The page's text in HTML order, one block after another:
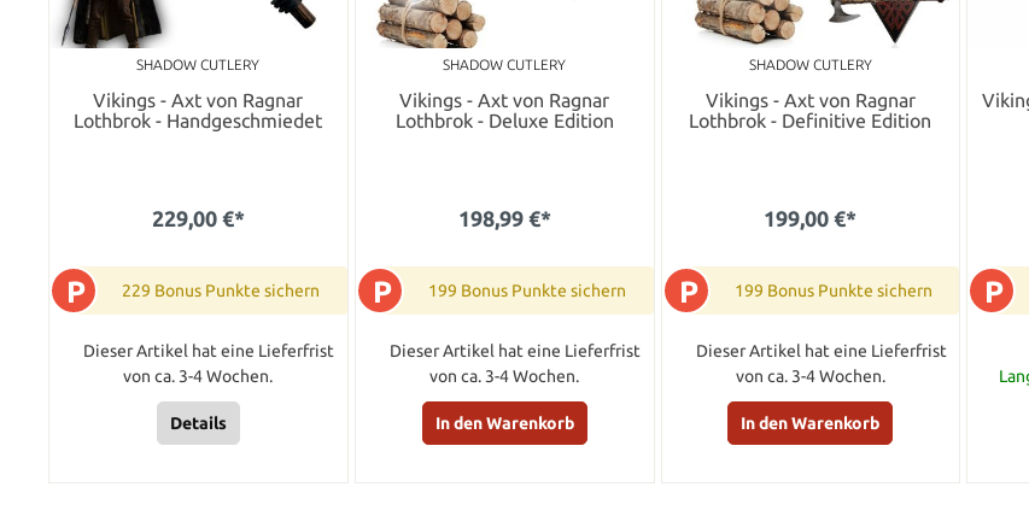
SHADOW CUTLERY
Vikings - Axt von Ragnar
Lothbrok - Handgeschmiedet
229,00 €*
P 229 Bonus Punkte sichern
Dieser Artikel hat eine Lieferfrist
von ca. 3-4 Wochen.
Details
SHADOW CUTLERY
Vikings - Axt von Ragnar
Lothbrok - Deluxe Edition
198,99 €*
P 199 Bonus Punkte sichern
Dieser Artikel hat eine Lieferfrist
von ca. 3-4 Wochen.
In den Warenkorb
SHADOW CUTLERY
Vikings - Axt von Ragnar
Lothbrok - Definitive Edition
199,00 €*
P 199 Bonus Punkte sichern
Dieser Artikel hat eine Lieferfrist
von ca. 3-4 Wochen.
In den Warenkorb
P